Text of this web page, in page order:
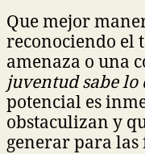
Que mejor
reconociendo el
amenaza o una
juventud sabe lo
potencial es
obstaculizan y
generar para las